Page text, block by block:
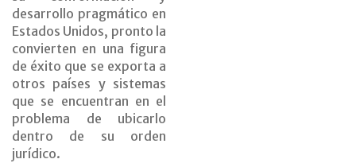
desarrollo pragmático en
Estados Unidos, pronto la
convierten en una figura
de éxito que se exporta a
otros países y sistemas
que se encuentran en el
problema de ubicarlo
dentro de su orden
jurídico.